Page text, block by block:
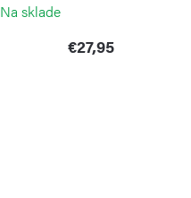
Na sklade
€27,95